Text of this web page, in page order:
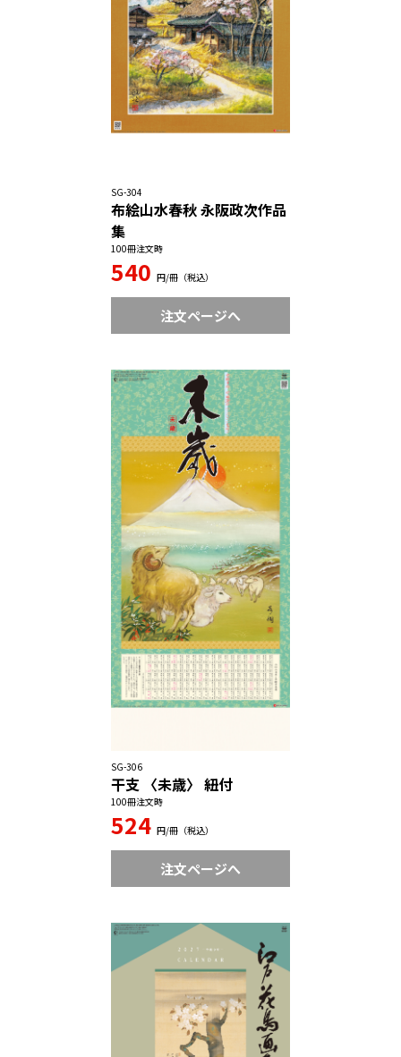
SG-304
布絵山水春秋 永阪政次作品
集
100冊注文時
540 円/冊（税込）
注文ページへ
SG-306
干支 〈未歳〉 紐付
100冊注文時
524 円/冊（税込）
注文ページへ